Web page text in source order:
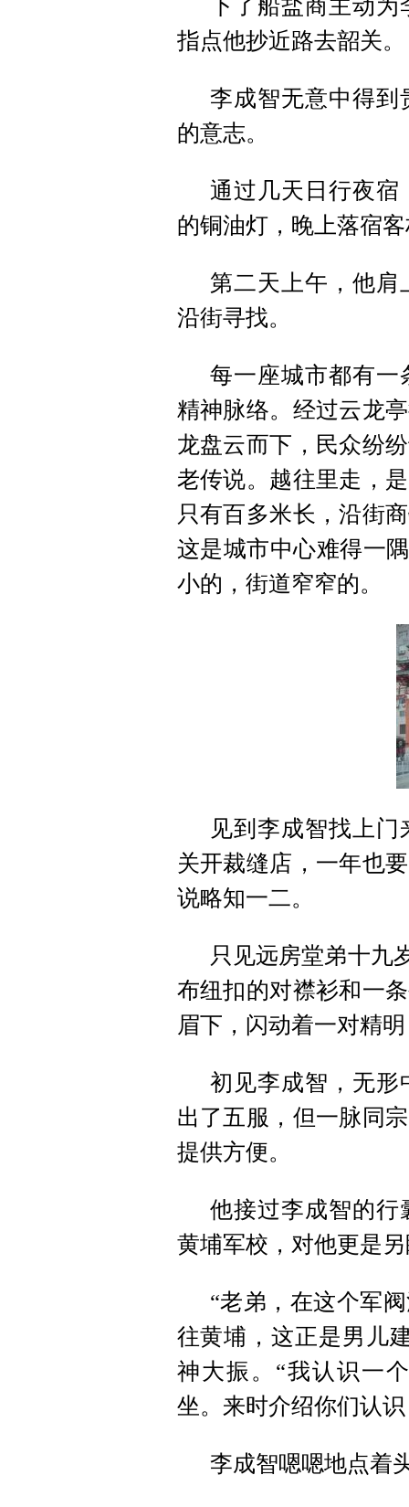
下了船盐商主动
指点他抄近路去韶关。
李成智无意中得
的意志。
通过几天日行夜宿
的铜油灯，晚上落宿
第二天上午，他
沿街寻找。
每一座城市都有一
精神脉络。经过云龙
龙盘云而下，民众纷
老传说。越往里走，
只有百多米长，沿街
这是城市中心难得一
小的，街道窄窄的。
见到李成智找上
关开裁缝店，一年也
说略知一二。
只见远房堂弟十九
布纽扣的对襟衫和一
眉下，闪动着一对精
初见李成智，无形
出了五服，但一脉同
提供方便。
他接过李成智的行
黄埔军校，对他更是
“老弟，在这个军
往黄埔，这正是男儿
神大振。“我认识一
坐。来时介绍你们认
李成智嗯嗯地点着